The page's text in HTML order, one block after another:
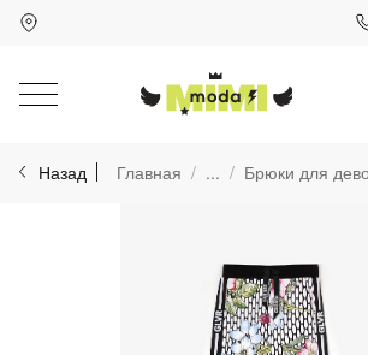
Назад Главная ... Брюки для
Для клиентов всех банков
Разбейте
без переплат